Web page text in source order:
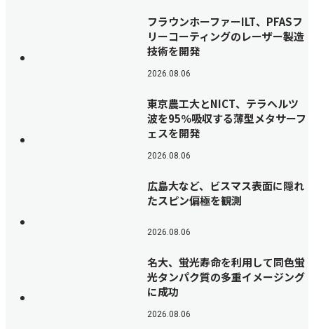
フラウンホーファーILT、PFASフ
リーコーティングのレーザー製造
技術を開発
2026.08.06
東京農工大とNICT、テラヘルツ
波を95％吸収する薄型メタサーフ
ェスを開発
2026.08.06
広島大など、ビスマス表面に隠れ
たスピン偏極を観測
2026.08.06
名大、蛍光寿命を利用して同色蛍
光タンパク質の多重イメージング
に成功
2026.08.06